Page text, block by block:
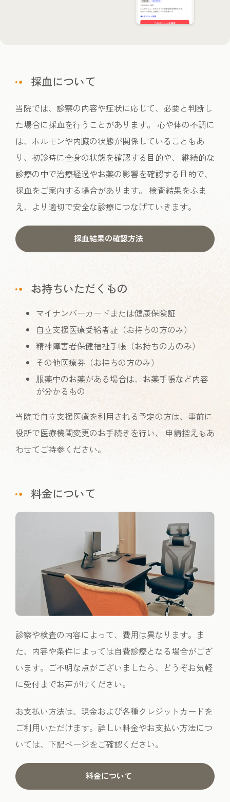
採血について
当院では、診察の内容や症状に応じて、必要と判断し
た場合に採血を行うことがあります。 心や体の不調に
は、ホルモンや内臓の状態が関係していることもあ
り、初診時に全身の状態を確認する目的や、 継続的な
診療の中で治療経過やお薬の影響を確認する目的で、
採血をご案内する場合があります。 検査結果をふま
え、より適切で安全な診療につなげていきます。
採血結果の確認方法
お持ちいただくもの
マイナンバーカードまたは健康保険証
自立支援医療受給者証（お持ちの方のみ）
精神障害者保健福祉手帳（お持ちの方のみ）
その他医療券（お持ちの方のみ）
服薬中のお薬がある場合は、お薬手帳など内容
が分かるもの
当院で自立支援医療を利用される予定の方は、事前に
役所で医療機関変更のお手続きを行い、 申請控えもあ
わせてご持参ください。
料金について
診察や検査の内容によって、費用は異なります。ま
た、内容や条件によっては自費診療となる場合がござ
います。ご不明な点がございましたら、どうぞお気軽
に受付までお声がけください。
お支払い方法は、現金および各種クレジットカードを
ご利用いただけます。詳しい料金やお支払い方法につ
いては、下記ページをご確認ください。
料金について